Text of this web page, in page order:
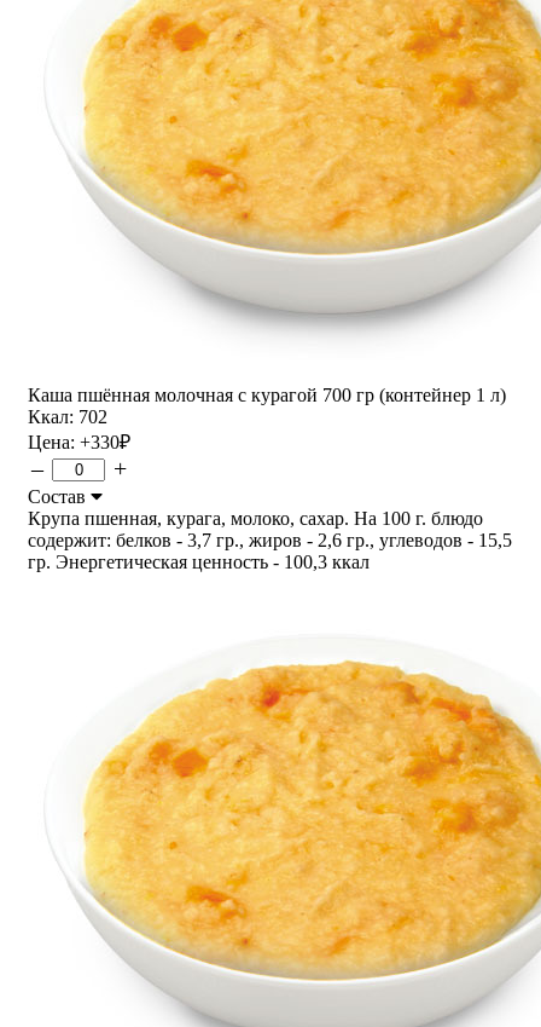
Каша пшённая молочная с курагой 700 гр (контейнер 1 л)
Ккал: 702
Цена: +330₽
– +
Состав
Крупа пшенная, курага, молоко, сахар. На 100 г. блюдо
содержит: белков - 3,7 гр., жиров - 2,6 гр., углеводов - 15,5
гр. Энергетическая ценность - 100,3 ккал